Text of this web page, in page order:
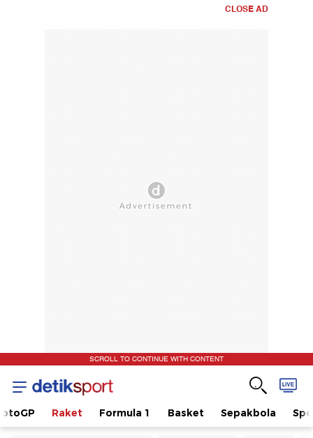
CLOSE AD
SCROLL TO CONTINUE WITH CONTENT
Raket Formula 1 Basket Sepakbola